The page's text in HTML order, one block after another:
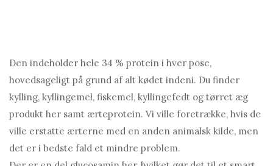
Den indeholder hele 34 % protein i hver pose,
hovedsageligt på grund af alt kødet indeni. Du finder
kylling, kyllingemel, fiskemel, kyllingefedt og tørret æg
produkt her samt ærteprotein. Vi ville foretrække, hvis de
ville erstatte ærterne med en anden animalsk kilde, men
det er i bedste fald et mindre problem.